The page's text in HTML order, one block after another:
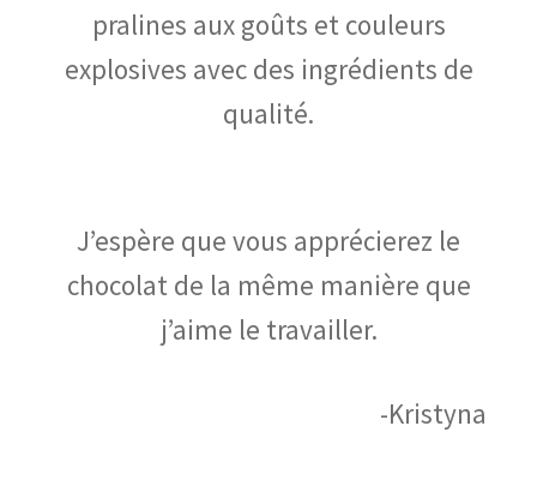
pralines aux goûts et couleurs
explosives avec des ingrédients de
qualité.
J’espère que vous apprécierez le
chocolat de la même manière que
j’aime le travailler.
-Kristyna